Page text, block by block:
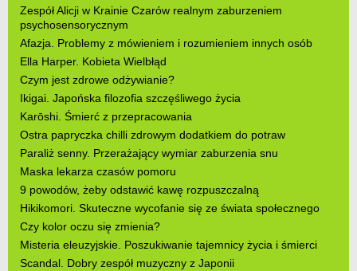
Zespół Alicji w Krainie Czarów realnym zaburzeniem
psychosensorycznym
Afazja. Problemy z mówieniem i rozumieniem innych osób
Ella Harper. Kobieta Wielbłąd
Czym jest zdrowe odżywianie?
Ikigai. Japońska filozofia szczęśliwego życia
Karōshi. Śmierć z przepracowania
Ostra papryczka chilli zdrowym dodatkiem do potraw
Paraliż senny. Przerażający wymiar zaburzenia snu
Maska lekarza czasów pomoru
9 powodów, żeby odstawić kawę rozpuszczalną
Hikikomori. Skuteczne wycofanie się ze świata społecznego
Czy kolor oczu się zmienia?
Misteria eleuzyjskie. Poszukiwanie tajemnicy życia i śmierci
Scandal. Dobry zespół muzyczny z Japonii